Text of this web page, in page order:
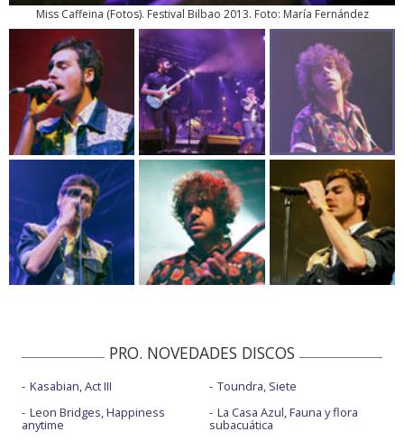
Miss Caffeina (Fotos). Festival Bilbao 2013. Foto: María Fernández
PRO. NOVEDADES DISCOS
Kasabian, Act III
Leon Bridges, Happiness
anytime
Toundra, Siete
La Casa Azul, Fauna y flora
subacuática